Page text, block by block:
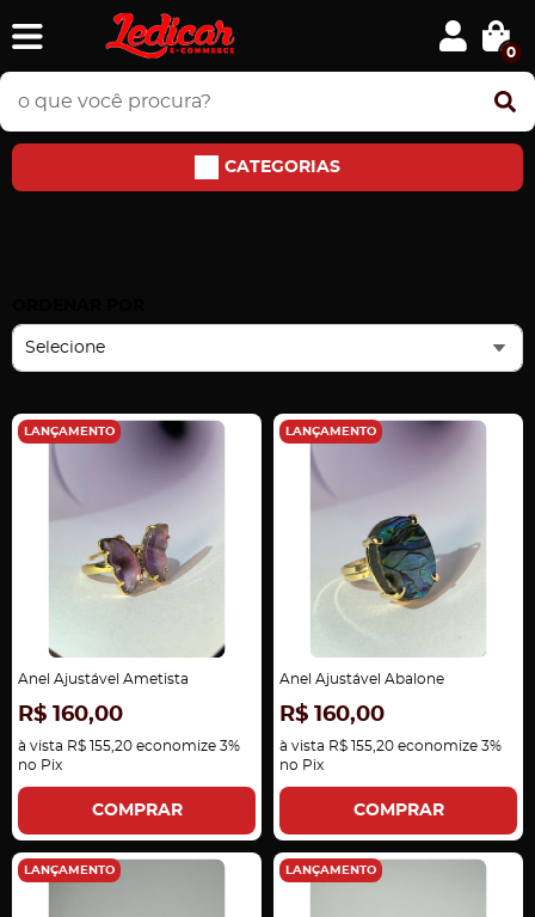
0
CATEGORIAS
Selecione
LANÇAMENTO
Anel Ajustável Ametista
R$ 160,00
à vista R$ 155,20 economize 3%
no Pix
COMPRAR
LANÇAMENTO
Anel Ajustável Abalone
R$ 160,00
à vista R$ 155,20 economize 3%
no Pix
COMPRAR
LANÇAMENTO LANÇAMENTO